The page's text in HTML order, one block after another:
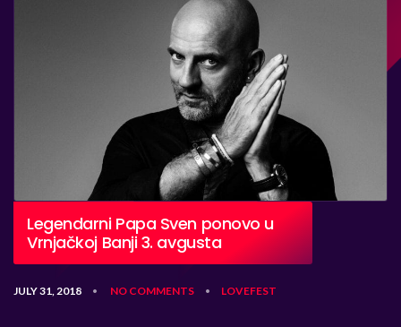
Legendarni Papa Sven ponovo u
Vrnjačkoj Banji 3. avgusta
JULY 31, 2018 • NO COMMENTS • LOVEFEST